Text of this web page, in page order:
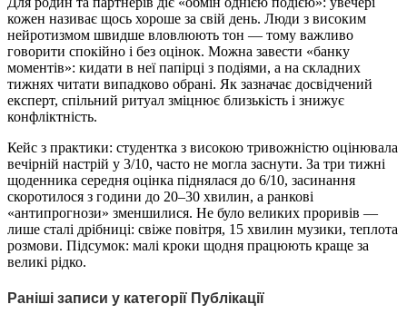
кожен називає щось хороше за свій день. Люди з високим
нейротизмом швидше вловлюють тон — тому важливо
говорити спокійно і без оцінок. Можна завести «банку
моментів»: кидати в неї папірці з подіями, а на складних
тижнях читати випадково обрані. Як зазначає досвідчений
експерт, спільний ритуал зміцнює близькість і знижує
конфліктність.
Кейс з практики: студентка з високою тривожністю оцінювала
вечірній настрій у 3/10, часто не могла заснути. За три тижні
щоденника середня оцінка піднялася до 6/10, засинання
скоротилося з години до 20–30 хвилин, а ранкові
«антипрогнози» зменшилися. Не було великих проривів —
лише сталі дрібниці: свіже повітря, 15 хвилин музики, теплота
розмови. Підсумок: малі кроки щодня працюють краще за
великі рідко.
Раніші записи у категорії Публікації